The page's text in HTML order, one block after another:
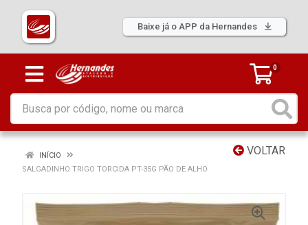
Baixe já o APP da Hernandes
0
VOLTAR
INÍCIO
SALGADINHO TRIGO TORCIDA PT-35G PÃO DE ALHO